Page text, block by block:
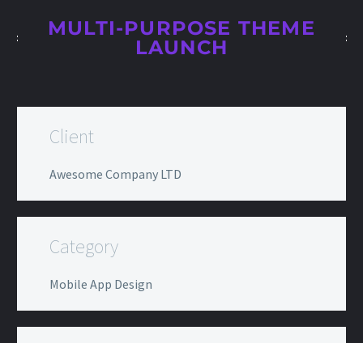
MULTI-PURPOSE THEME
LAUNCH
Client
Awesome Company LTD
Category
Mobile App Design